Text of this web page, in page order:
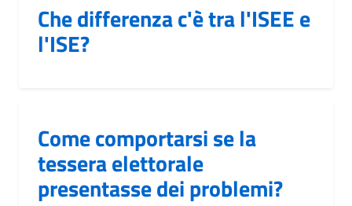
Che differenza c'è tra l'ISEE e
l'ISE?
Come comportarsi se la
tessera elettorale
presentasse dei problemi?